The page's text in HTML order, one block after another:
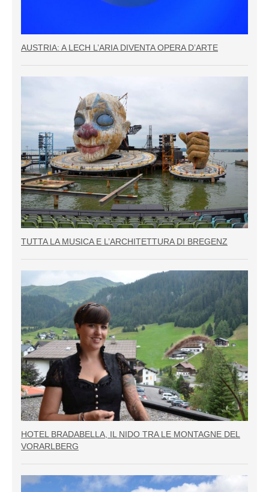
AUSTRIA: A LECH L’ARIA DIVENTA OPERA D’ARTE
TUTTA LA MUSICA E L’ARCHITETTURA DI BREGENZ
HOTEL BRADABELLA, IL NIDO TRA LE MONTAGNE DEL
VORARLBERG